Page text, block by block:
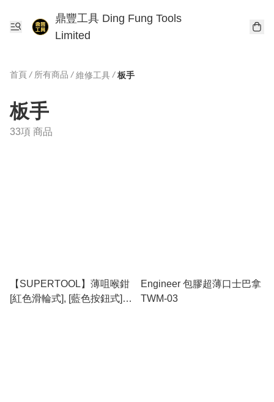
鼎豐工具 Ding Fung Tools
Limited
首頁 / 所有商品 / 維修工具 / 板手
板手
33項 商品
【SUPERTOOL】薄咀喉鉗
[紅色滑輪式], [藍色按鈕式]
Engineer 包膠超薄口士巴拿
TWM-03